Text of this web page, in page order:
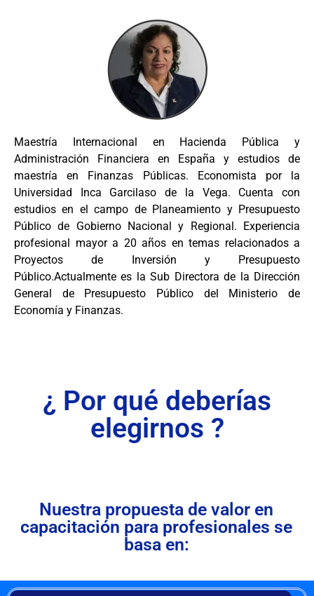
Maestría Internacional en Hacienda Pública y
Administración Financiera en España y estudios de
maestría en Finanzas Públicas. Economista por la
Universidad Inca Garcilaso de la Vega. Cuenta con
estudios en el campo de Planeamiento y Presupuesto
Público de Gobierno Nacional y Regional. Experiencia
profesional mayor a 20 años en temas relacionados a
Proyectos de Inversión y Presupuesto
Público.Actualmente es la Sub Directora de la Dirección
General de Presupuesto Público del Ministerio de
Economía y Finanzas.
¿ Por qué deberías
elegirnos ?
Nuestra propuesta de valor en
capacitación para profesionales se
basa en: